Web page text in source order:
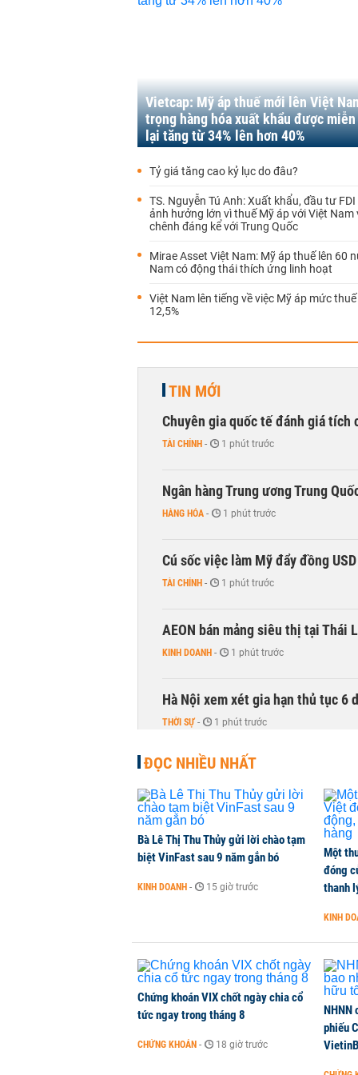
Vietcap: Mỹ áp thuế mới lên Việt
trọng hàng hóa xuất khẩu được
lại tăng từ 34% lên hơn 40%
Tỷ giá tăng cao kỷ lục do đâu?
TS. Nguyễn Tú Anh: Xuất khẩu, đầu tư
ảnh hưởng lớn vì thuế Mỹ áp với Việt Nam
chênh đáng kể với Trung Quốc
Mirae Asset Việt Nam: Mỹ áp thuế lên 60
Nam có động thái thích ứng linh hoạt
Việt Nam lên tiếng về việc Mỹ áp mức
12,5%
TIN MỚI
Chuyên gia quốc tế đánh giá tích
TÀI CHÍNH - 1 phút trước
Ngân hàng Trung ương Trung
HÀNG HÓA - 1 phút trước
Cú sốc việc làm Mỹ đẩy đồng
TÀI CHÍNH - 1 phút trước
AEON bán mảng siêu thị tại Thái
KINH DOANH - 1 phút trước
Hà Nội xem xét gia hạn thủ tục 6
THỜI SỰ - 1 phút trước
Lịch cổ tức tuần tới: Masan
DOANH NGHIỆP - 1 phút trước
TOP 10 ngân hàng lãi lớn nhất
Vietcombank quán quân, ACB
Vì sao bỗng dưng đứng tên
ĐỌC NHIỀU NHẤT
Bà Lê Thị Thu Thủy gửi lời chào tạm
biệt VinFast sau 9 năm gắn bó
KINH DOANH - 15 giờ trước
Một
đóng
thanh
KINH
Chứng khoán VIX chốt ngày chia cổ
tức ngay trong tháng 8
CHỨNG KHOÁN - 18 giờ trước
NHNN
phiếu